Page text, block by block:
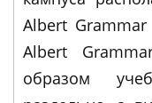
Albert
Albert
образом